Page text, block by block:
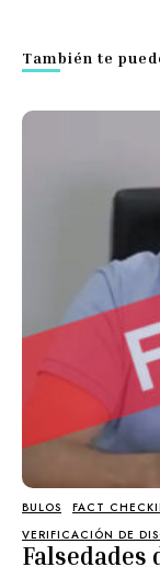
También te
BULOS FACT
VERIFICACIÓN DE
Falsedades